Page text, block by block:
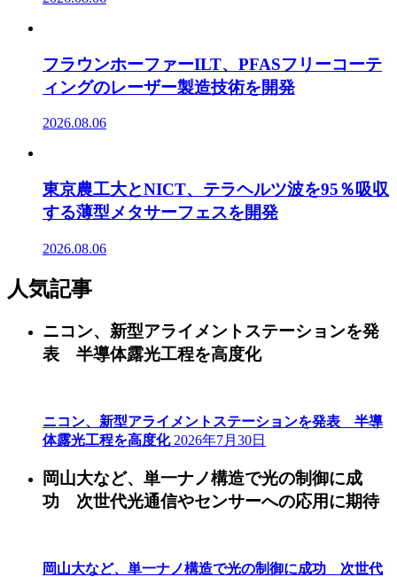
フラウンホーファーILT、PFASフリーコーテ
ィングのレーザー製造技術を開発
2026.08.06
東京農工大とNICT、テラヘルツ波を95％吸収
する薄型メタサーフェスを開発
2026.08.06
人気記事
ニコン、新型アライメントステーションを発
表 半導体露光工程を高度化
ニコン、新型アライメントステーションを発表 半導
体露光工程を高度化 2026年7月30日
岡山大など、単一ナノ構造で光の制御に成
功 次世代光通信やセンサーへの応用に期待
岡山大など、単一ナノ構造で光の制御に成功 次世代